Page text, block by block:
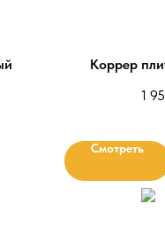
Коррер
1
Смотреть